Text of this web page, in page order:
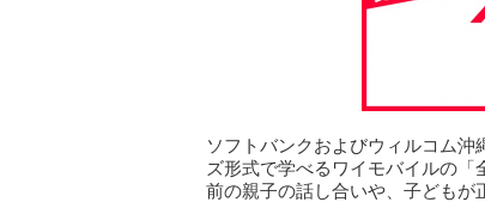
ソフトバンクおよびウィルコム
ズ形式で学べるワイモバイルの
前の親子の話し合いや、子ども